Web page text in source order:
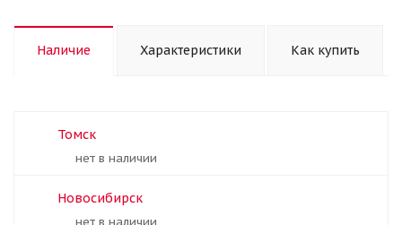
Наличие Характеристики Как купить
Томск
Нет в наличии
Новосибирск
Нет в наличии